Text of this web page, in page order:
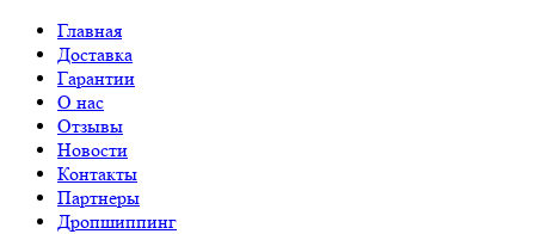
Главная
Доставка
Гарантии
О нас
Отзывы
Новости
Контакты
Партнеры
Дропшиппинг